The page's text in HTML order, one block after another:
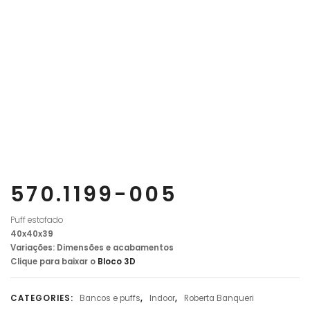
570.1199-005
Puff estofado
40x40x39
Variações: Dimensões e acabamentos
Clique para baixar o Bloco 3D
CATEGORIES: Bancos e puffs, Indoor, Roberta Banqueri